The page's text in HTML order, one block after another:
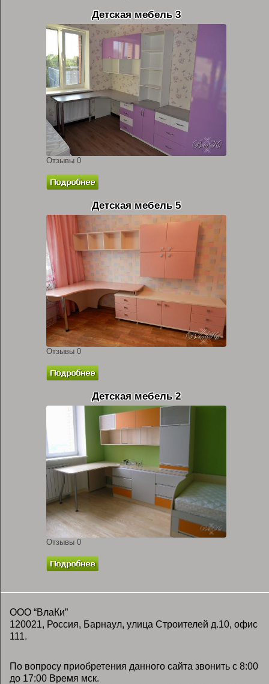
Детская мебель 3
Отзывы 0
Детская мебель 5
Отзывы 0
Детская мебель 2
Отзывы 0
ООО “ВлаКи”
120021, Россия, Барнаул, улица Строителей д.10, офис
111.
По вопросу приобретения данного сайта звонить с 8:00
до 17:00 Время мск.